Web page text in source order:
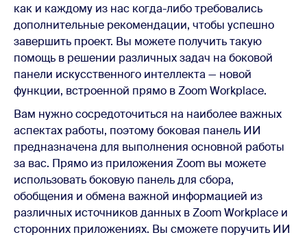
как и каждому из нас когда-либо требовались
дополнительные рекомендации, чтобы успешно
завершить проект. Вы можете получить такую
помощь в решении различных задач на боковой
панели искусственного интеллекта — новой
функции, встроенной прямо в Zoom Workplace.
Вам нужно сосредоточиться на наиболее важных
аспектах работы, поэтому боковая панель ИИ
предназначена для выполнения основной работы
за вас. Прямо из приложения Zoom вы можете
использовать боковую панель для сбора,
обобщения и обмена важной информацией из
различных источников данных в Zoom Workplace и
сторонних приложениях. Вы сможете поручить ИИ